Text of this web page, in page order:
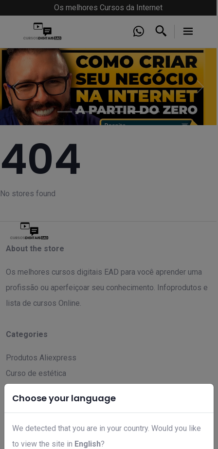
Choose your language
We detected that you are in your country. Would you like
to view the site in English?
Os melhores Cursos da Internet
Anterior
404
No stores found
About the store
Os melhores cursos digitais EAD para você aprender uma
profissão ou aperfeiçoar seu conhecimento. Infoprodutos e
lista de cursos Online.
Categories
Produtos Aliexpress
Curso de estética
Curso para Emagrecer